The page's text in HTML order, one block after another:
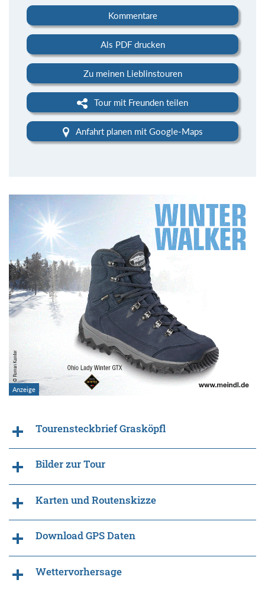
Kommentare
Als PDF drucken
Zu meinen Lieblinstouren
Tour mit Freunden teilen
Anfahrt planen mit Google-Maps
Tourensteckbrief Grasköpfl
Bilder zur Tour
Karten und Routenskizze
Download GPS Daten
Wettervorhersage